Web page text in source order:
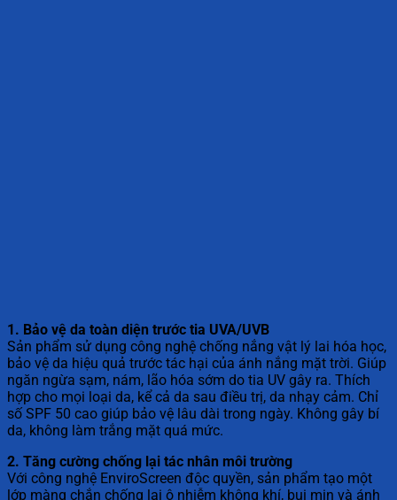
1. Bảo vệ da toàn diện trước tia UVA/UVB
Sản phẩm sử dụng công nghệ chống nắng vật lý lai hóa học,
bảo vệ da hiệu quả trước tác hại của ánh nắng mặt trời. Giúp
ngăn ngừa sạm, nám, lão hóa sớm do tia UV gây ra. Thích
hợp cho mọi loại da, kể cả da sau điều trị, da nhạy cảm. Chỉ
số SPF 50 cao giúp bảo vệ lâu dài trong ngày. Không gây bí
da, không làm trắng mặt quá mức.
2. Tăng cường chống lại tác nhân môi trường
Với công nghệ EnviroScreen độc quyền, sản phẩm tạo một
lớp màng chắn chống lại ô nhiễm không khí, bụi mịn và ánh